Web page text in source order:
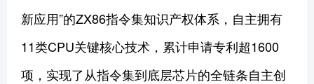
新应用”的ZX86指令集知识产权体系，自主拥有
11类CPU关键核心技术，累计申请专利超1600
项，实现了从指令集到底层芯片的全链条自主创